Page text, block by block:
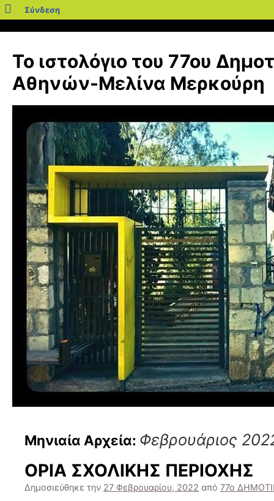
blogs.sch.gr
Σύνδεση
περιεχόμενο
Το ιστολόγιο του 77ου
Αθηνών-Μελίνα Μερκούρη
Μηνιαία Αρχεία: Φεβρουάριος
ΟΡΙΑ ΣΧΟΛΙΚΗΣ ΠΕΡΙΟΧΗΣ
Δημοσιεύθηκε την 27 Φεβρουαρίου, 2022 από 77ο